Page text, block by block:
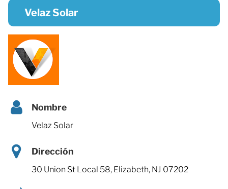
Velaz Solar
Nombre
Velaz Solar
Dirección
30 Union St Local 58, Elizabeth, NJ 07202